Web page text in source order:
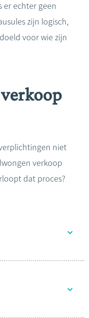
er echter geen
zijn logisch,
voor wie zijn
niet
verkoop
dat proces?